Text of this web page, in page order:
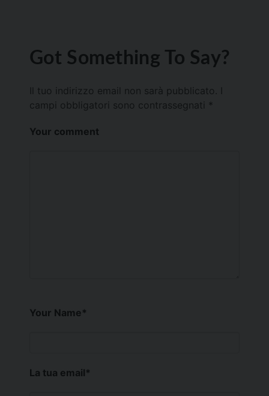
Got Something To Say?
Il tuo indirizzo email non sarà pubblicato.
campi obbligatori sono contrassegnati *
Your comment
Your Name*
La tua email*